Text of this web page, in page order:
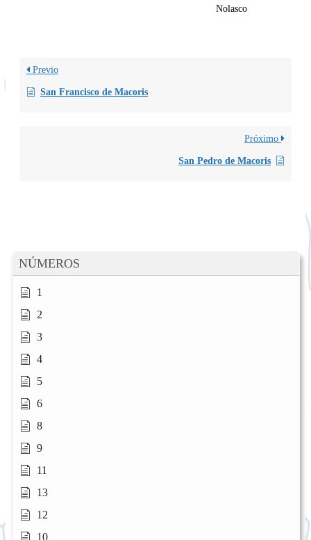
NÚMEROS
1
2
3
4
5
6
8
9
11
13
12
10
Nolasco
Previo
San Francisco de Macoris
Próximo
San Pedro de Macoris